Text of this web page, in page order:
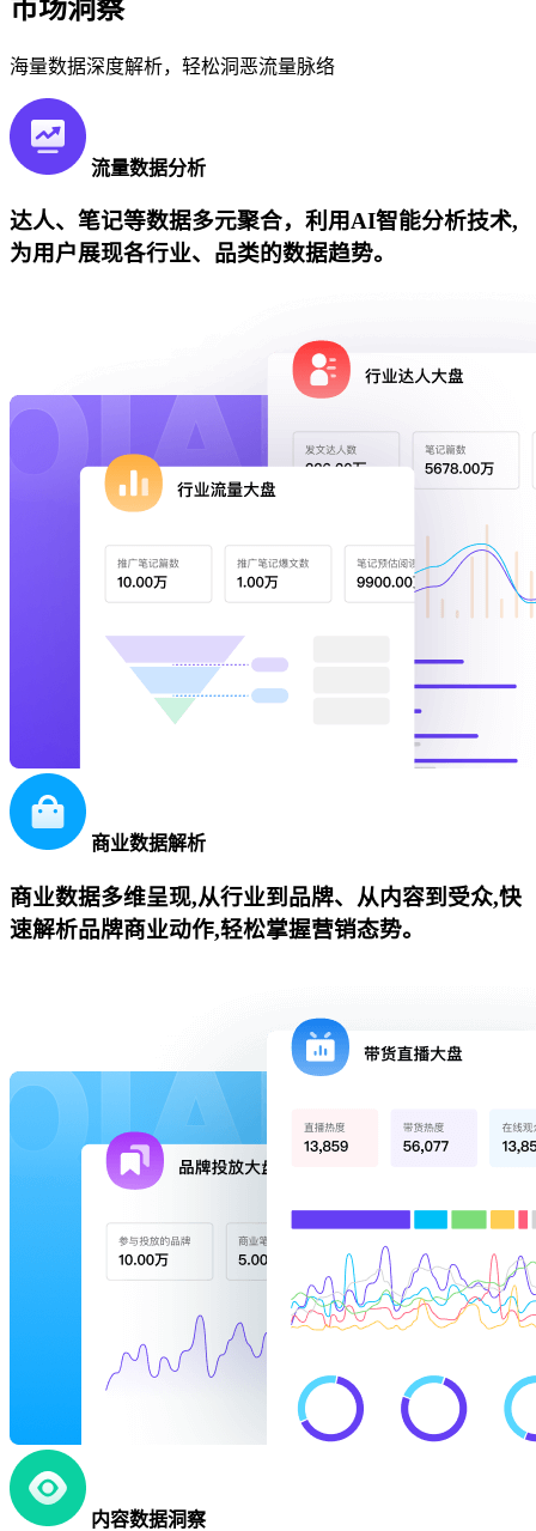
市场洞察
海量数据深度解析，轻松洞恶流量脉络
流量数据分析
达人、笔记等数据多元聚合，利用AI智能分析技术,
为用户展现各行业、品类的数据趋势。
商业数据解析
商业数据多维呈现,从行业到品牌、从内容到受众,快
速解析品牌商业动作,轻松掌握营销态势。
内容数据洞察